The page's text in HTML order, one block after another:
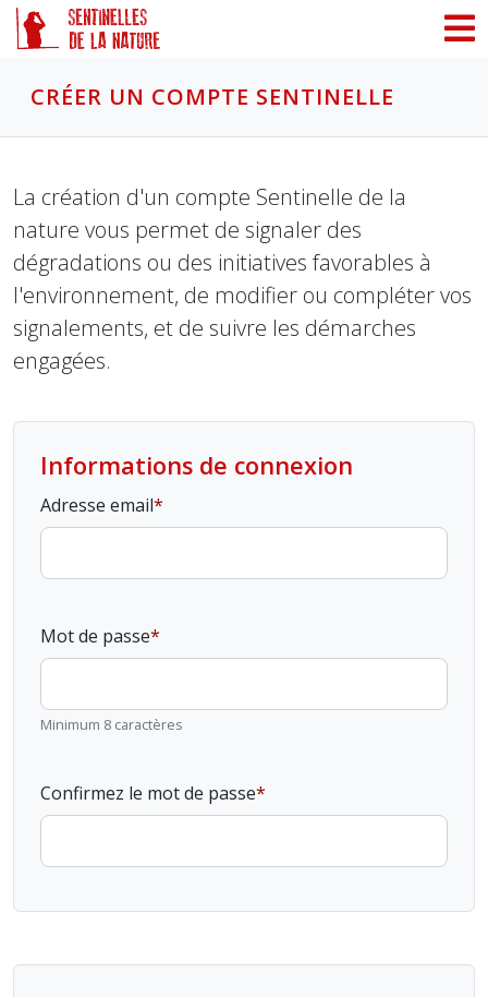
CRÉER UN COMPTE SENTINELLE
La création d'un compte Sentinelle de la
nature vous permet de signaler des
dégradations ou des initiatives favorables à
l'environnement, de modifier ou compléter vos
signalements, et de suivre les démarches
engagées.
Informations de connexion
Adresse email
Mot de passe
Minimum 8 caractères
Confirmez le mot de passe
Panneau de gestion des cookies